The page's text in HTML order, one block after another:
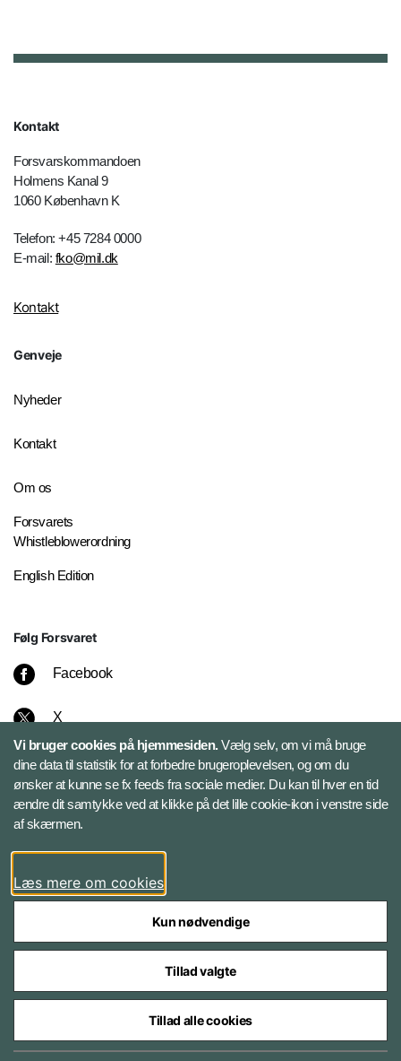
Kontakt
Forsvarskommandoen
Holmens Kanal 9
1060 København K
Telefon: +45 7284 0000
E-mail: fko@mil.dk
Kontakt
Genveje
Nyheder
Kontakt
Om os
Forsvarets
Whistleblowerordning
English Edition
Følg Forsvaret
Facebook
X
Instagram
Bluesky
LinkedIn
Styrelser og myndigheder under Forsvarsministeriet
Vi bruger cookies på hjemmesiden.Vælg selv, om vi må bruge
dine data til statistik for at forbedre brugeroplevelsen, og om du
ønsker at kunne se fx feeds fra sociale medier. Du kan til hver en tid
ændre dit samtykke ved at klikke på det lille cookie-ikon i venstre side
af skærmen.
Læs mere om cookies
Kun nødvendige
Tillad valgte
Tillad alle cookies